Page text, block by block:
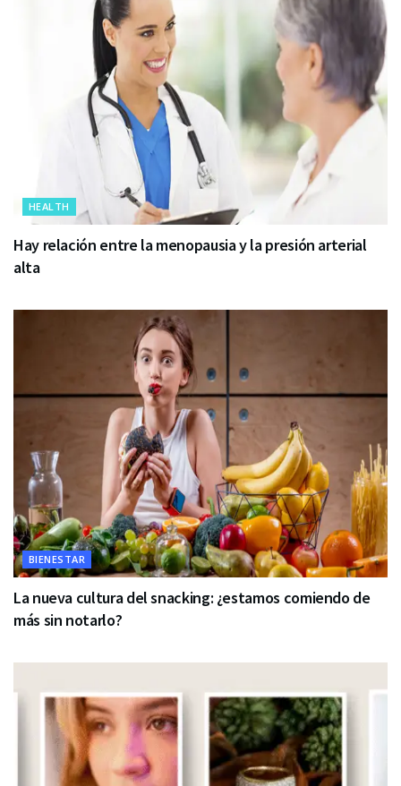
HEALTH
Hay relación entre la menopausia y la presión arterial
alta
BIENESTAR
La nueva cultura del snacking: ¿estamos comiendo de
más sin notarlo?